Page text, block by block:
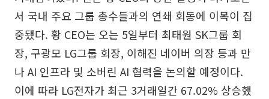
서 국내 주요 그룹 총수들과의 연쇄 회동에 이목이 집
중됐다. 황 CEO는 오는 5일부터 최태원 SK그룹 회
장, 구광모 LG그룹 회장, 이해진 네이버 의장 등과 만
나 AI 인프라 및 소버린 AI 협력을 논의할 예정이다.
이에 따라 LG전자가 최근 3거래일간 67.02% 상승했